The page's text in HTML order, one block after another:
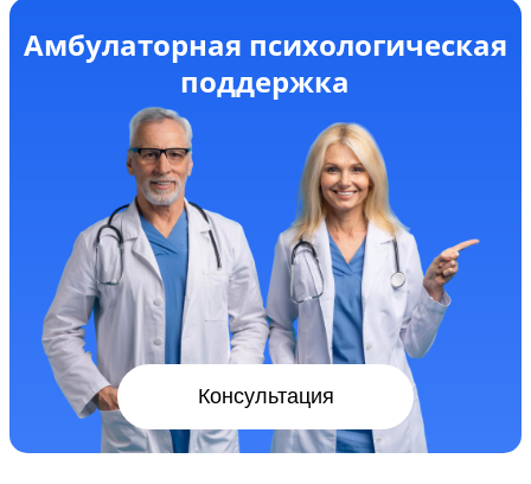
Амбулаторная психологическая
поддержка
Консультация